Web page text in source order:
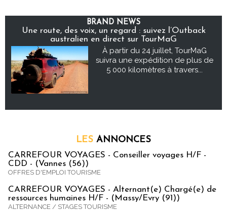
BRAND NEWS
Une route, des voix, un regard : suivez l’Outback
australien en direct sur TourMaG
À partir du 24 juillet, TourMaG
suivra une expédition de plus de
5 000 kilomètres à travers...
LES ANNONCES
CARREFOUR VOYAGES - Conseiller voyages H/F -
CDD - (Vannes (56))
OFFRES D'EMPLOI TOURISME
CARREFOUR VOYAGES - Alternant(e) Chargé(e) de
ressources humaines H/F - (Massy/Evry (91))
ALTERNANCE / STAGES TOURISME